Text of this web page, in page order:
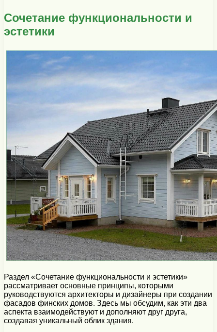
Сочетание функциональности и
эстетики
Раздел «Сочетание функциональности и эстетики»
рассматривает основные принципы, которыми
руководствуются архитекторы и дизайнеры при создании
фасадов финских домов. Здесь мы обсудим, как эти два
аспекта взаимодействуют и дополняют друг друга,
создавая уникальный облик здания.